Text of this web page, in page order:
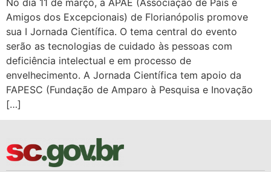
Amigos dos Excepcionais) de Florianópolis promove
sua I Jornada Científica. O tema central do evento
serão as tecnologias de cuidado às pessoas com
deficiência intelectual e em processo de
envelhecimento. A Jornada Científica tem apoio da
FAPESC (Fundação de Amparo à Pesquisa e Inovação
[…]